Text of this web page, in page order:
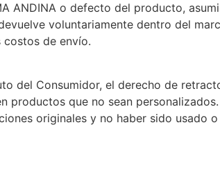
ANDINA o defecto del producto,
voluntariamente dentro del
costos de envío.
del Consumidor, el derecho de
productos que no sean personalizados.
originales y no haber sido usado